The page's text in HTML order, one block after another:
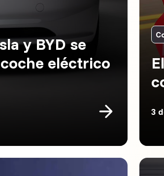
y BYD se
eléctrico
3